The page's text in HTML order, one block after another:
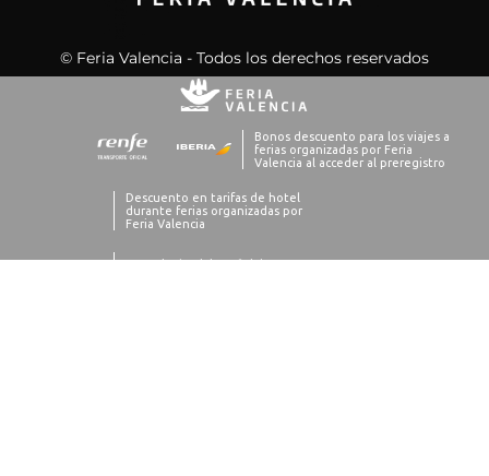
© Feria Valencia - Todos los derechos reservados